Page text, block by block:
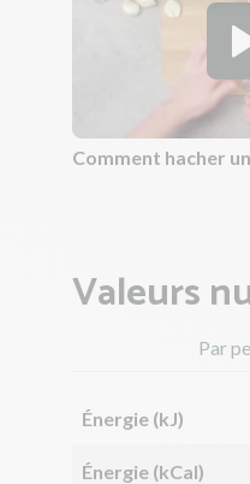
Comment hacher
Valeurs
Par
Énergie (kJ)
Énergie (kCal)